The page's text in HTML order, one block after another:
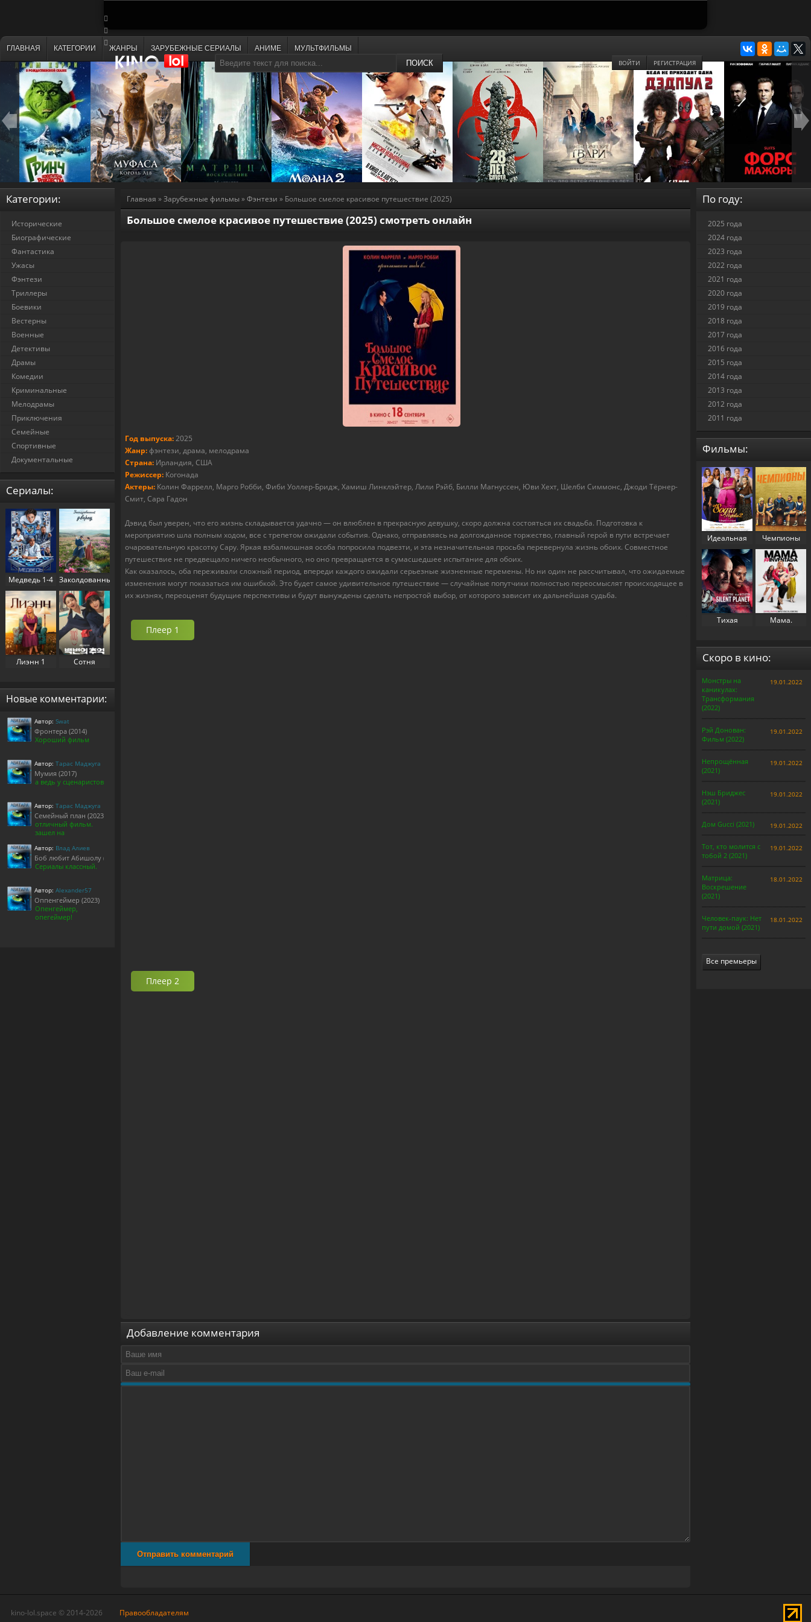
ПОИСК ВОЙТИ РЕГИСТРАЦИЯ
ГЛАВНАЯ КАТЕГОРИИ ЖАНРЫ ЗАРУБЕЖНЫЕ СЕРИАЛЫ АНИМЕ МУЛЬТФИЛЬМЫ
Главная »Зарубежные фильмы»Фэнтези » Большое смелое красивое путешествие (2025)
Большое смелое красивое путешествие (2025) смотреть онлайн
Год выпуска:2025
Жанр:фэнтези, драма, мелодрама
Страна: Ирландия, США
Режиссер: Когонада
Актеры: Колин Фаррелл, Марго Робби, Фиби Уоллер-Бридж, Хамиш Линклэйтер, Лили Рэйб, Билли Магнуссен, Юви Хехт, Шелби Симмонс, Джоди Тёрнер-
Смит, Сара Гадон
Дэвид был уверен, что его жизнь складывается удачно — он влюблен в прекрасную девушку, скоро должна состояться их свадьба. Подготовка к
мероприятию шла полным ходом, все с трепетом ожидали события. Однако, отправляясь на долгожданное торжество, главный герой в пути встречает
очаровательную красотку Сару. Яркая взбалмошная особа попросила подвезти, и эта незначительная просьба перевернула жизнь обоих. Совместное
путешествие не предвещало ничего необычного, но оно превращается в сумасшедшее испытание для обоих.
Как оказалось, оба переживали сложный период, впереди каждого ожидали серьезные жизненные перемены. Но ни один не рассчитывал, что ожидаемые
изменения могут показаться им ошибкой. Это будет самое удивительное путешествие — случайные попутчики полностью переосмыслят происходящее в
их жизнях, переоценят будущие перспективы и будут вынуждены сделать непростой выбор, от которого зависит их дальнейшая судьба.
Плеер 1
Плеер 2
Добавление комментария
Отправить комментарий
Категории:
Исторические
Биографические
Фантастика
Ужасы
Фэнтези
Триллеры
Боевики
Вестерны
Военные
Детективы
Драмы
Комедии
Криминальные
Мелодрамы
Приключения
Семейные
Спортивные
Документальные
Cериалы:
Медведь 1-4
сезон (2022-
2025)
Заколдованный
дворец 1
сезон (2025)
Лиэнн 1
Сотня
номера 100 1
Новые комментарии:
Автор: Swat
Фронтера (2014)
Хороший фильм
Автор: Тарас Маджуга
Мумия (2017)
а ведь у сценаристов
Автор: Тарас Маджуга
Семейный план (2023)
отличный фильм.
зашел на
Автор: Влад Алиев
Боб любит Абишолу (1-5 сезон)
Сериалы классный.
Автор: Alexander57
Оппенгеймер (2023)
Опенгеймер,
опегеймер!
По году:
2025 года
2024 года
2023 года
2022 года
2021 года
2020 года
2019 года
2018 года
2017 года
2016 года
2015 года
2014 года
2013 года
2012 года
2011 года
Фильмы:
Идеальная
свекровь 2
(2025)
Чемпионы
(2023)
Тихая
Мама.
Скоро в кино:
Монстры на
каникулах:
Трансформания
(2022)
19.01.2022
Рэй Донован:
Фильм (2022)
19.01.2022
Непрощённая
(2021)
19.01.2022
Нэш Бриджес
(2021)
19.01.2022
Дом Gucci (2021) 19.01.2022
Тот, кто молится с
тобой 2 (2021)
19.01.2022
Матрица:
Воскрешение
(2021)
18.01.2022
Человек-паук: Нет
пути домой (2021)
18.01.2022
Все премьеры
kino-lol.space © 2014-2026 Правообладателям